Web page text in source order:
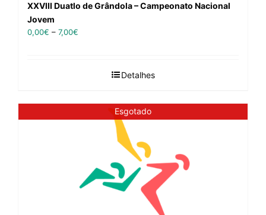
XXVIII Duatlo de Grândola – Campeonato Nacional
Jovem
0,00€ – 7,00€
Detalhes
Esgotado